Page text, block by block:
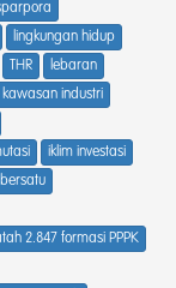
lingkungan hidup
THR
lebaran
kawasan industri
iklim investasi
2.847 formasi PPPK